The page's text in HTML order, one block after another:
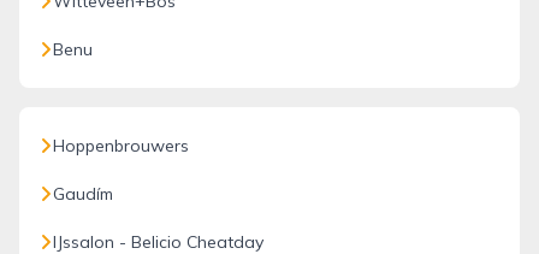
Benu
Hoppenbrouwers
Gaudím
IJssalon - Belicio Cheatday